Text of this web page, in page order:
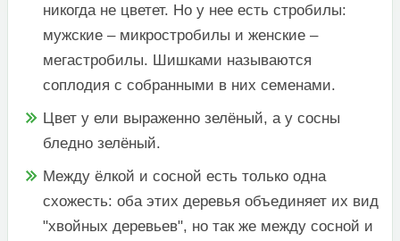
никогда не цветет. Но у нее есть стробилы:
мужские – микростробилы и женские –
мегастробилы. Шишками называются
соплодия с собранными в них семенами.​
​Цвет у ели выраженно зелёный, а у сосны
бледно зелёный.​
​Между ёлкой и сосной есть только одна
схожесть: оба этих деревья объединяет их вид
"хвойных деревьев", но так же между сосной и